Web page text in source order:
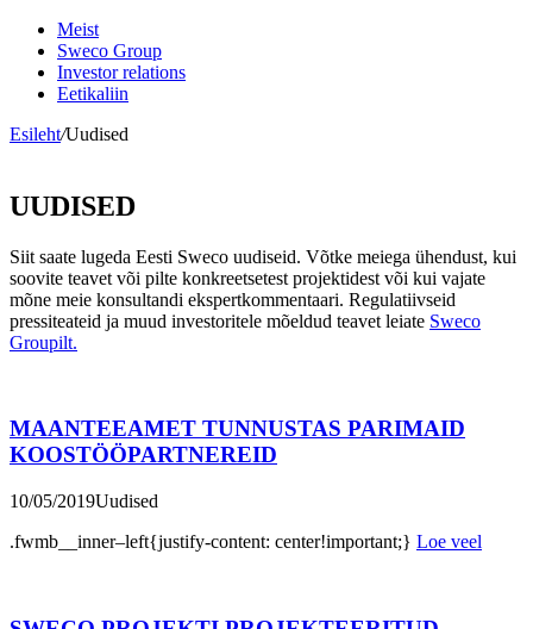
Meist
Sweco Group
Investor relations
Eetikaliin
Esileht/Uudised
UUDISED
Siit saate lugeda Eesti Sweco uudiseid. Võtke meiega ühendust, kui
soovite teavet või pilte konkreetsetest projektidest või kui vajate
mõne meie konsultandi ekspertkommentaari. Regulatiivseid
pressiteateid ja muud investoritele mõeldud teavet leiate Sweco
Groupilt.
MAANTEEAMET TUNNUSTAS PARIMAID
KOOSTÖÖPARTNEREID
10/05/2019Uudised
.fwmb__inner–left{justify-content: center!important;} Loe veel